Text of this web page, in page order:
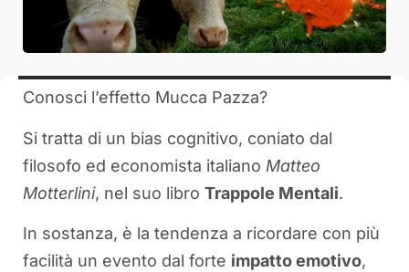
Conosci l’effetto Mucca Pazza?
Si tratta di un bias cognitivo, coniato dal
filosofo ed economista italiano Matteo
Motterlini, nel suo libro Trappole Mentali.
In sostanza, è la tendenza a ricordare con più
facilità un evento dal forte impatto emotivo,